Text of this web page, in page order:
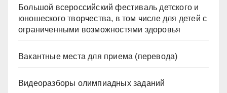
Большой всероссийский фестиваль детского и
юношеского творчества, в том числе для детей с
ограниченными возможностями здоровья
Вакантные места для приема (перевода)
Видеоразборы олимпиадных заданий